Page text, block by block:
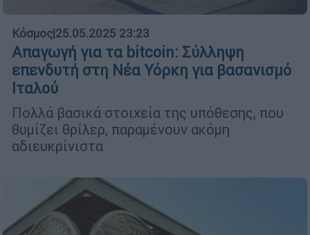
Κόσμος|25.05.2025 23:23
Απαγωγή για τα bitcoin: Σύλληψη
επενδυτή στη Νέα Υόρκη για βασανισμό
Ιταλού
Πολλά βασικά στοιχεία της υπόθεσης, που
θυμίζει θρίλερ, παραμένουν ακόμη
αδιευκρίνιστα